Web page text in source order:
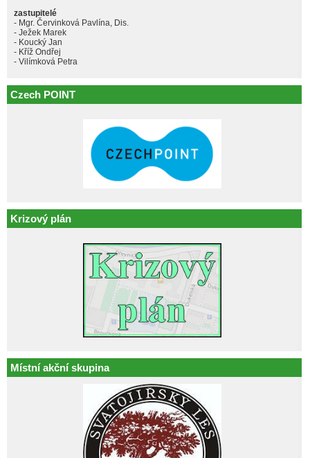
zastupitelé
- Mgr. Červinková Pavlína, Dis.
- Ježek Marek
- Koucký Jan
- Kříž Ondřej
- Vilímková Petra
Czech POINT
Krizový plán
Místní akční skupina